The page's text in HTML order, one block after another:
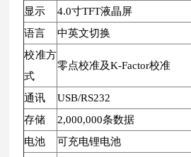
显示
4.0寸TFT液晶屏
语言
中英文切换
校准方
式
零点校准及K-Factor校准
通讯
USB/RS232
存储
2,000,000条数据
电池
可充电锂电池